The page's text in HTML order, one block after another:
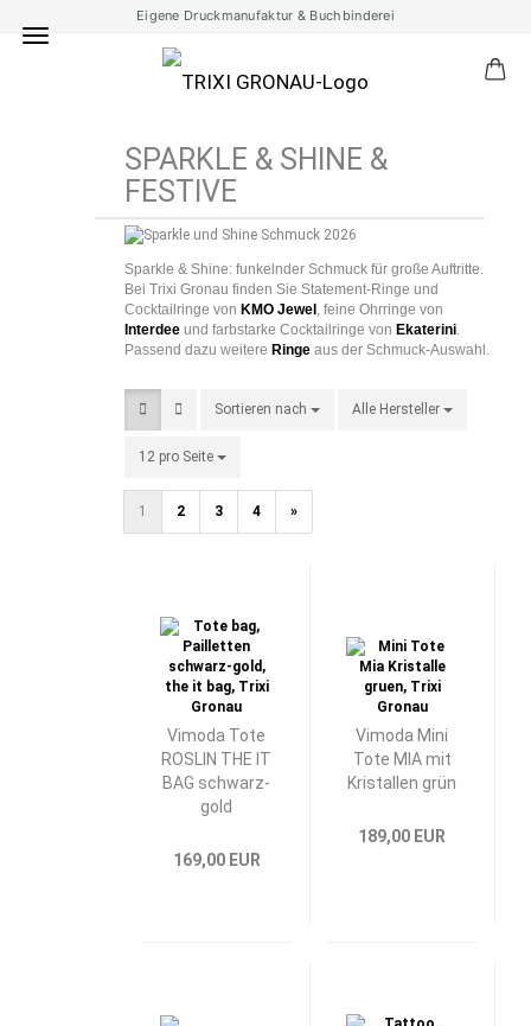
Eigene Druckmanufaktur & Buchbinderei
SPARKLE & SHINE &
FESTIVE
Sparkle & Shine: funkelnder Schmuck für große Auftritte.
Bei Trixi Gronau finden Sie Statement-Ringe und
Cocktailringe von KMO Jewel , feine Ohrringe von
Interdee und farbstarke Cocktailringe von Ekaterini.
Passend dazu weitere Ringe aus der Schmuck-Auswahl.
Sortieren nach
Sortieren nach Alle Hersteller
pro Seite
12 pro Seite
pro Seite
1 2 3 4 »
Vimoda Tote
ROSLIN THE IT
BAG schwarz-
gold
169,00 EUR
Vimoda Mini
Tote MIA mit
Kristallen grün
189,00 EUR